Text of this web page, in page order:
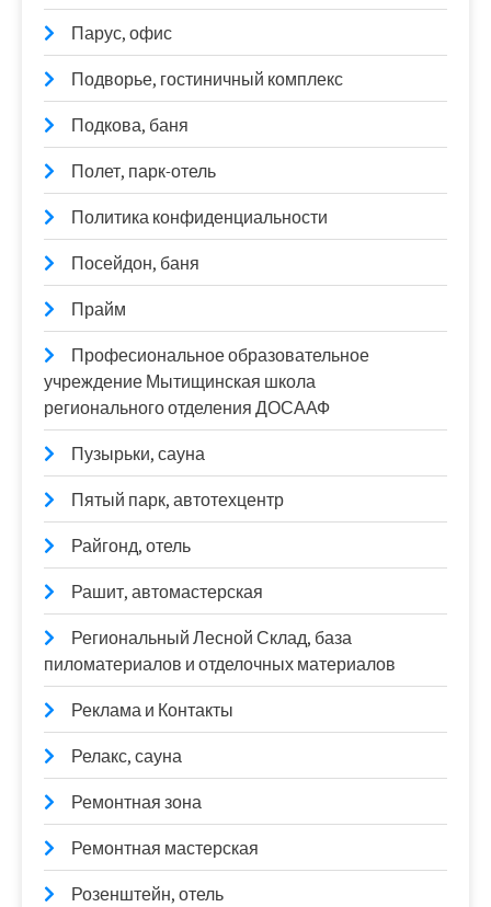
Парус, офис
Подворье, гостиничный комплекс
Подкова, баня
Полет, парк-отель
Политика конфиденциальности
Посейдон, баня
Прайм
Професиональное образовательное
учреждение Мытищинская школа
регионального отделения ДОСААФ
Пузырьки, сауна
Пятый парк, автотехцентр
Райгонд, отель
Рашит, автомастерская
Региональный Лесной Склад, база
пиломатериалов и отделочных материалов
Реклама и Контакты
Релакс, сауна
Ремонтная зона
Ремонтная мастерская
Розенштейн, отель